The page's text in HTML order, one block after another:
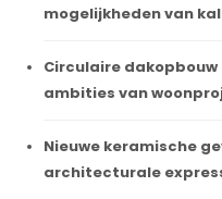
mogelijkheden van
Circulaire
ambities van
Nieuwe keramische
architecturale